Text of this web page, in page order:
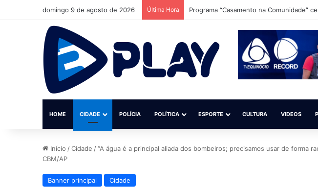
domingo 9 de agosto de 2026 Última Hora MPF reúne Ibama e ICMBio para debater
HOME CIDADE POLÍCIA POLÍTICA ESPORTE CULTURA VIDEOS
Início /Cidade /“A água é a principal aliada dos bombeiros; precisamos usar de forma
CBM/AP
Banner principal Cidade